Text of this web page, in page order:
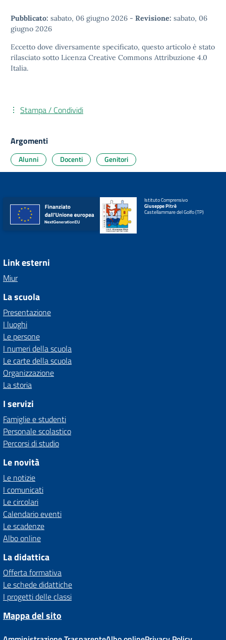
Pubblicato: sabato, 06 giugno 2026 - Revisione: sabato, 06
giugno 2026
Eccetto dove diversamente specificato, questo articolo è stato
rilasciato sotto Licenza Creative Commons Attribuzione 4.0
Italia.
Stampa / Condividi
Argomenti
Alunni Docenti Genitori
Istituto Comprensivo
Giuseppe Pitrè
Castellammare del Golfo (TP)
Link esterni
Miur
La scuola
Presentazione
I luoghi
Le persone
I numeri della scuola
Le carte della scuola
Organizzazione
La storia
I servizi
Famiglie e studenti
Personale scolastico
Percorsi di studio
Le novità
Le notizie
I comunicati
Le circolari
Calendario eventi
Le scadenze
Albo online
La didattica
Offerta formativa
Le schede didattiche
I progetti delle classi
Mappa del sito